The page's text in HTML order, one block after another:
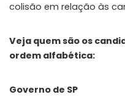
colisão em relação às
Veja quem são os
ordem alfabética:
Governo de SP